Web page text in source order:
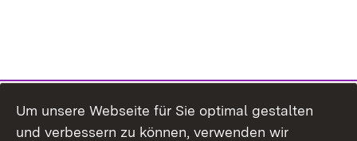
Themenübersicht
Um unsere Webseite für Sie optimal gestalten
und verbessern zu können, verwenden wir